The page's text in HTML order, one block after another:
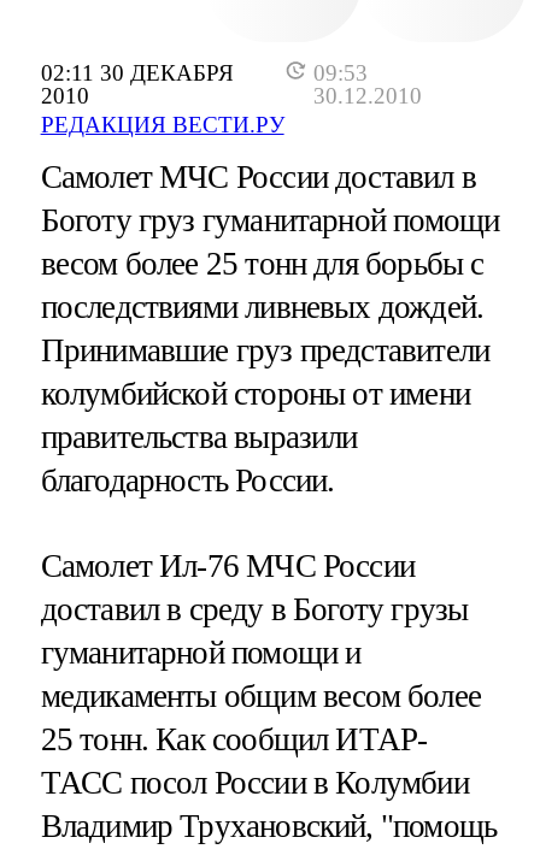
02:11 30 ДЕКАБРЯ
2010
09:53
30.12.2010
РЕДАКЦИЯ ВЕСТИ.РУ
Самолет МЧС России доставил в
Боготу груз гуманитарной помощи
весом более 25 тонн для борьбы с
последствиями ливневых дождей.
Принимавшие груз представители
колумбийской стороны от имени
правительства выразили
благодарность России.
Самолет Ил-76 МЧС России
доставил в среду в Боготу грузы
гуманитарной помощи и
медикаменты общим весом более
25 тонн. Как сообщил ИТАР-
ТАСС посол России в Колумбии
Владимир Трухановский, "помощь